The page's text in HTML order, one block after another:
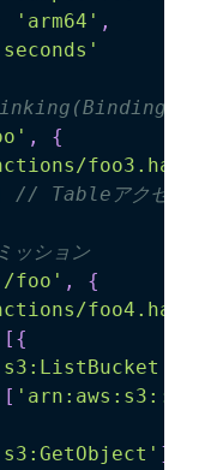
'arm64' ,
,
{
// Tableアクセス
ション
/foo' ,
{
[ {
[
]